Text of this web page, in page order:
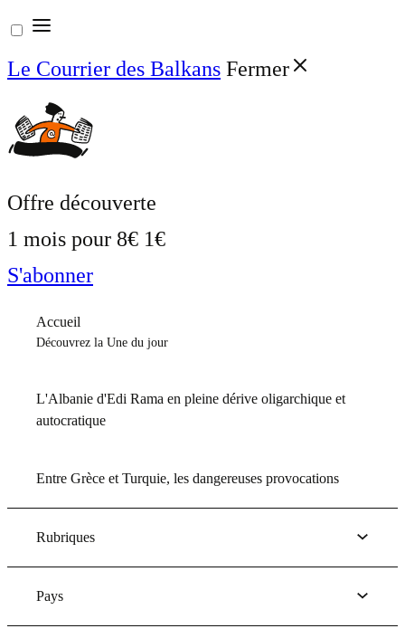
Aller
au
contenu
Le Courrier des Balkans Fermer
Offre découverte
1 mois pour 8€ 1€
S'abonner
Accueil
Découvrez la Une du jour
L'Albanie d'Edi Rama en pleine dérive oligarchique et
autocratique
Entre Grèce et Turquie, les dangereuses provocations
Rubriques
Pays